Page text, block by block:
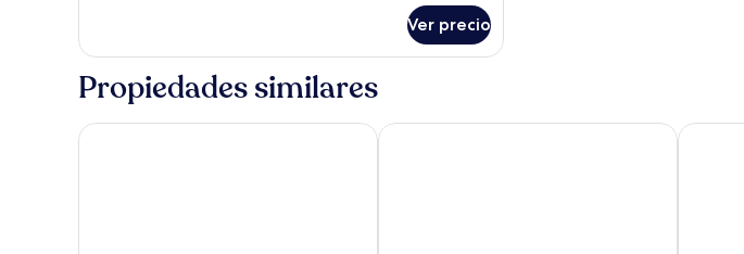
ciudad,
en
área
triple
habitación,
vista
Ver precio
Propiedades similares
Sea Cruise Hotel Hotel the Blue Terra Sunrise